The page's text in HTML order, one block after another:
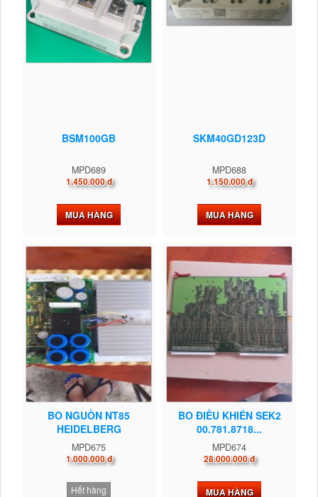
BSM100GB
MPD689
1.450.000 đ
MUA HÀNG
SKM40GD123D
MPD688
1.150.000 đ
MUA HÀNG
BO NGUỒN NT85
HEIDELBERG
MPD675
1.000.000 đ
Hết hàng
BO ĐIỀU KHIỂN SEK2
00.781.8718...
MPD674
28.000.000 đ
MUA HÀNG